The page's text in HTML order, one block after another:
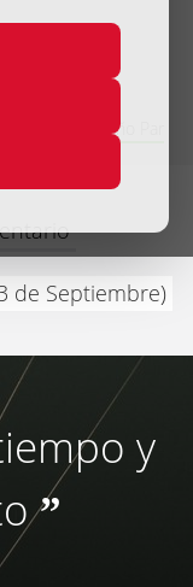
día
Ordinario - Año Par
de Septiembre)
y
”